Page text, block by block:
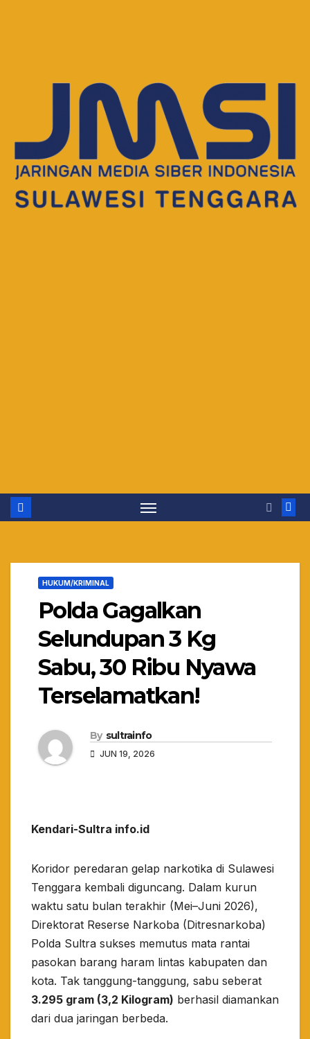
HUKUM/KRIMINAL
Polda Gagalkan
Selundupan 3 Kg
Sabu, 30 Ribu Nyawa
Terselamatkan!
By sultrainfo
JUN 19, 2026
Kendari-Sultra info.id
Koridor peredaran gelap narkotika di Sulawesi
Tenggara kembali diguncang. Dalam kurun
waktu satu bulan terakhir (Mei–Juni 2026),
Direktorat Reserse Narkoba (Ditresnarkoba)
Polda Sultra sukses memutus mata rantai
pasokan barang haram lintas kabupaten dan
kota. Tak tanggung-tanggung, sabu seberat
3.295 gram (3,2 Kilogram) berhasil diamankan
dari dua jaringan berbeda.